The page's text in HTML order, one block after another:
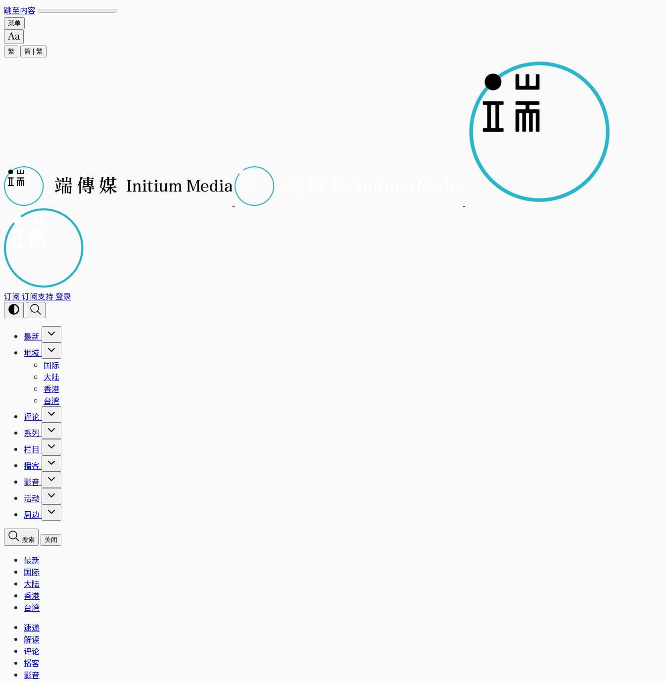
跳至内容
菜单
繁 简 繁
订阅 订阅支持登录
最新
地域
国际
大陆
香港
台湾
评论
系列
栏目
播客
影音
活动
周边
搜索 关闭
最新
国际
大陆
香港
台湾
速递
解读
评论
播客
影音